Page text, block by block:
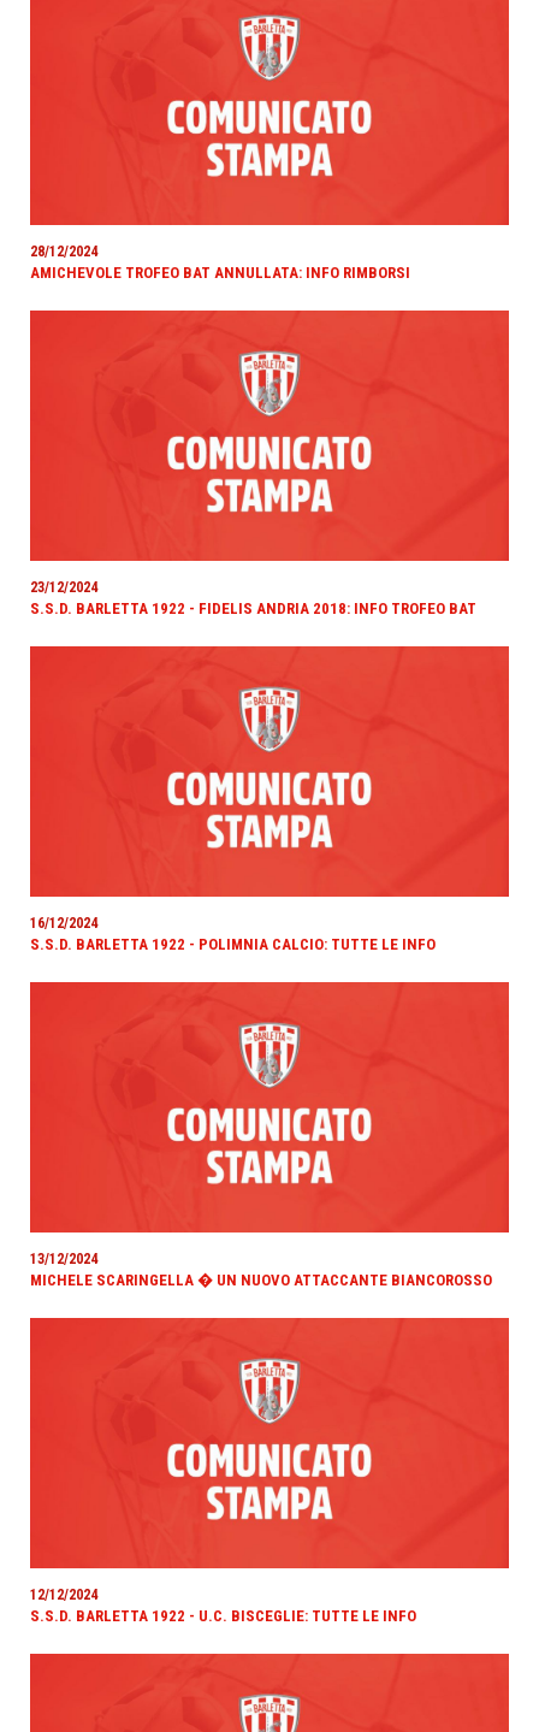
28/12/2024
AMICHEVOLE TROFEO BAT ANNULLATA: INFO RIMBORSI
23/12/2024
S.S.D. BARLETTA 1922 - FIDELIS ANDRIA 2018: INFO TROFEO BAT
16/12/2024
S.S.D. BARLETTA 1922 - POLIMNIA CALCIO: TUTTE LE INFO
13/12/2024
MICHELE SCARINGELLA � UN NUOVO ATTACCANTE BIANCOROSSO
12/12/2024
S.S.D. BARLETTA 1922 - U.C. BISCEGLIE: TUTTE LE INFO